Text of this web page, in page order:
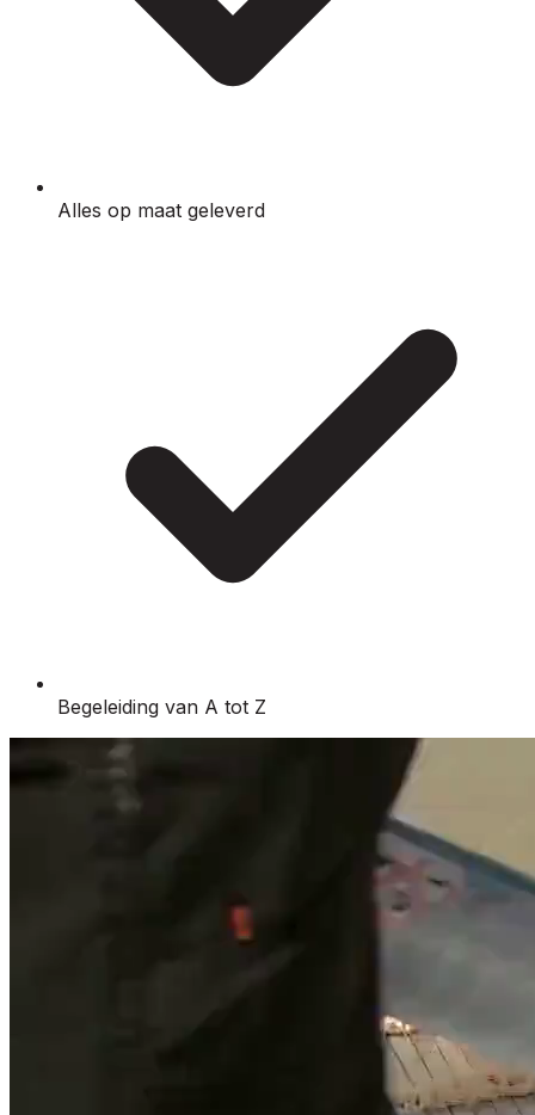
Alles op maat geleverd
Begeleiding van A tot Z